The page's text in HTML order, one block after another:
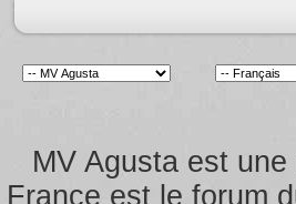
MV Agusta est
France est le forum